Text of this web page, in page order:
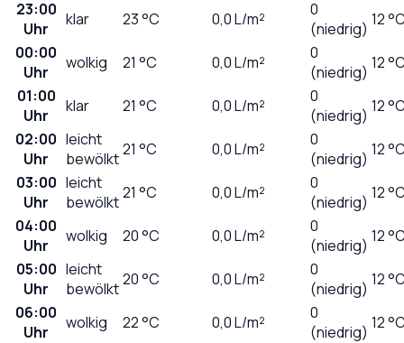
23:00
Uhr
klar 23°C 0,0L/m²
0
(niedrig) 12
00:00
Uhr
wolkig 21 °C 0,0L/m²
0
(niedrig) 12
01:00
Uhr
klar 21 °C 0,0L/m²
0
(niedrig) 12
02:00
Uhr
leicht
bewölkt21 °C 0,0L/m²
0
(niedrig) 12
03:00
Uhr
leicht
bewölkt21 °C 0,0L/m²
0
(niedrig) 12
04:00
Uhr
wolkig 20°C 0,0L/m²
0
(niedrig) 12
05:00
Uhr
leicht
bewölkt20°C 0,0L/m²
0
(niedrig) 12
06:00
Uhr
wolkig 22°C 0,0L/m²
0
(niedrig) 12